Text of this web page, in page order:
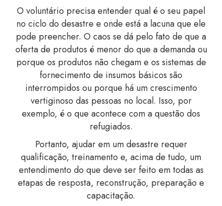
O voluntário precisa entender qual é o seu papel
no ciclo do desastre e onde está a lacuna que ele
pode preencher. O caos se dá pelo fato de que a
oferta de produtos é menor do que a demanda ou
porque os produtos não chegam e os sistemas de
fornecimento de insumos básicos são
interrompidos ou porque há um crescimento
vertiginoso das pessoas no local. Isso, por
exemplo, é o que acontece com a questão dos
refugiados.
Portanto, ajudar em um desastre requer
qualificação, treinamento e, acima de tudo, um
entendimento do que deve ser feito em todas as
etapas de resposta, reconstrução, preparação e
capacitação.